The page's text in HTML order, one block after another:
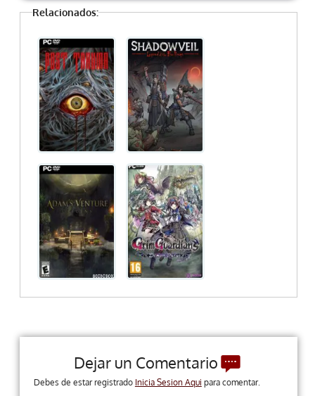
Relacionados:
Dejar un Comentario
Debes de estar registrado Inicia Sesion Aqui para comentar.